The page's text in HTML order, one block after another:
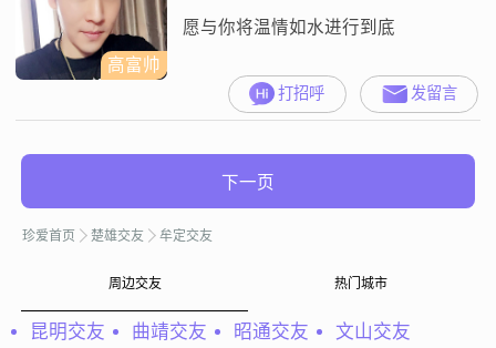
高富帅
愿与你将温情如水进行到底
打招呼 发留言
下一页
珍爱首页 楚雄交友 牟定交友
周边交友 热门城市
昆明交友 曲靖交友 昭通交友 文山交友